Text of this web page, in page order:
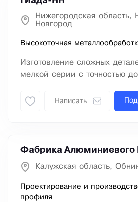
Нижегородская область,
Новгород
Высокоточная
Изготовление сложных
мелкой серии с точностью
Написать
Фабрика Алюминиевого
Калужская область,
Проектирование и
профиля